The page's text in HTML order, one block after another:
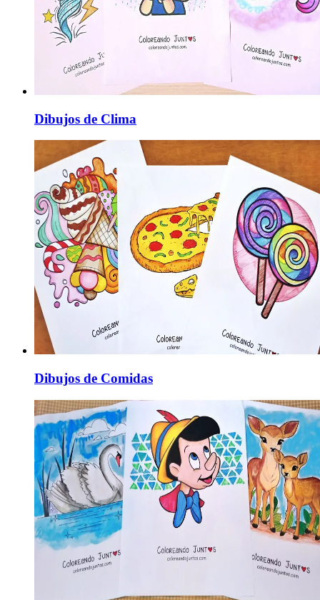
Dibujos de Clima
Dibujos de Comidas